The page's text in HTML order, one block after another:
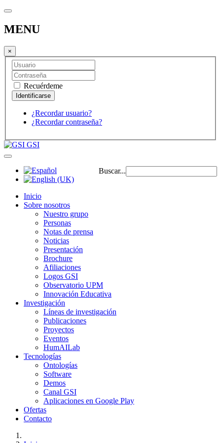
MENU
×
Recuérdeme
¿Recordar usuario?
¿Recordar contraseña?
GSI
Buscar...
Inicio
Sobre nosotros
Nuestro grupo
Personas
Notas de prensa
Noticias
Presentación
Brochure
Afiliaciones
Logos GSI
Observatorio UPM
Innovación Educativa
Investigación
Líneas de investigación
Publicaciones
Proyectos
Eventos
HumAILab
Tecnologías
Ontologías
Software
Demos
Canal GSI
Aplicaciones en Google Play
Ofertas
Contacto